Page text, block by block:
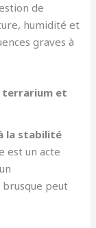
de
humidité et
graves à
terrarium et
la stabilité
est un acte
peut